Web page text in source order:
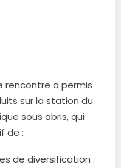
rencontre a permis
sur la station du
sous abris, qui
de :
de diversification :